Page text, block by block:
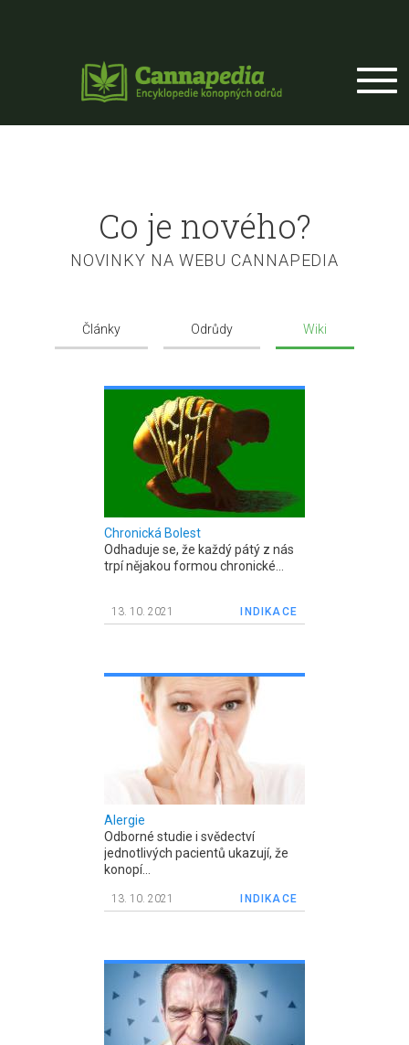
Co je nového?
NOVINKY NA WEBU CANNAPEDIA
Články Odrůdy Wiki
Chronická Bolest
Odhaduje se, že každý pátý z nás
trpí nějakou formou chronické...
13. 10. 2021 INDIKACE
Alergie
Odborné studie i svědectví
jednotlivých pacientů ukazují, že
konopí...
13. 10. 2021 INDIKACE